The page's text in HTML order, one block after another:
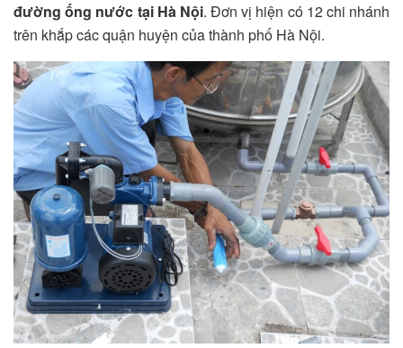
đường ống nước tại Hà Nội. Đơn vị hiện có 12 chi nhánh
trên khắp các quận huyện của thành phố Hà Nội.